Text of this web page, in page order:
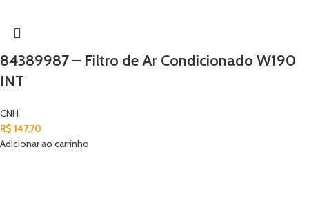
84389987 – Filtro de Ar Condicionado W190
INT
CNH
R$ 147,70
Adicionar ao carrinho